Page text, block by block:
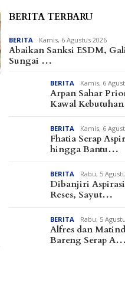
Dibanjiri Aspirasi Warga
Reses, Sayutin Ungkap
Tantangan Fiskal Parimo
BERITA TERBARU
BERITA Kamis, 6 Agustus 2026
Abaikan Sanksi ESDM,
Sungai …
BERITA Kamis, 6
Arpan Sahar
Kawal
BERITA Kamis, 6
Fhatia Serap
hingga Bantu…
BERITA Rabu, 5
Dibanjiri
Reses, Sayut…
BERITA Rabu, 5
Alfres dan
Bareng Serap A…